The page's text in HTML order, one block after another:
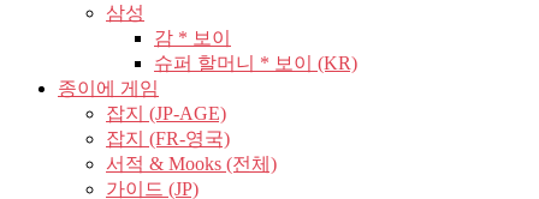
삼성
감 * 보이
슈퍼 할머니 * 보이 (KR)
종이에 게임
잡지 (JP-AGE)
잡지 (FR-영국)
서적 & Mooks (전체)
가이드 (JP)